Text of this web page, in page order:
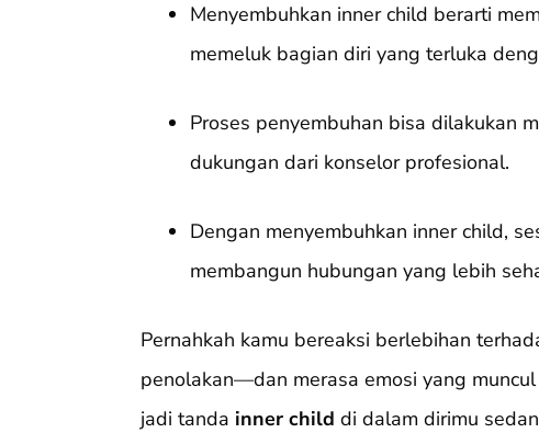
Menyembuhkan inner child berarti
memeluk bagian diri yang terluka
Proses penyembuhan bisa dilakukan
dukungan dari konselor profesional.
Dengan menyembuhkan inner child,
membangun hubungan yang lebih
Pernahkah kamu bereaksi berlebihan
penolakan—dan merasa emosi yang
jadi tanda inner child di dalam dirimu